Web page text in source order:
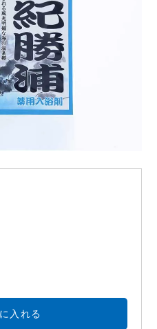
ログイン
よくあるご質問
メルマガ登録
合わせ